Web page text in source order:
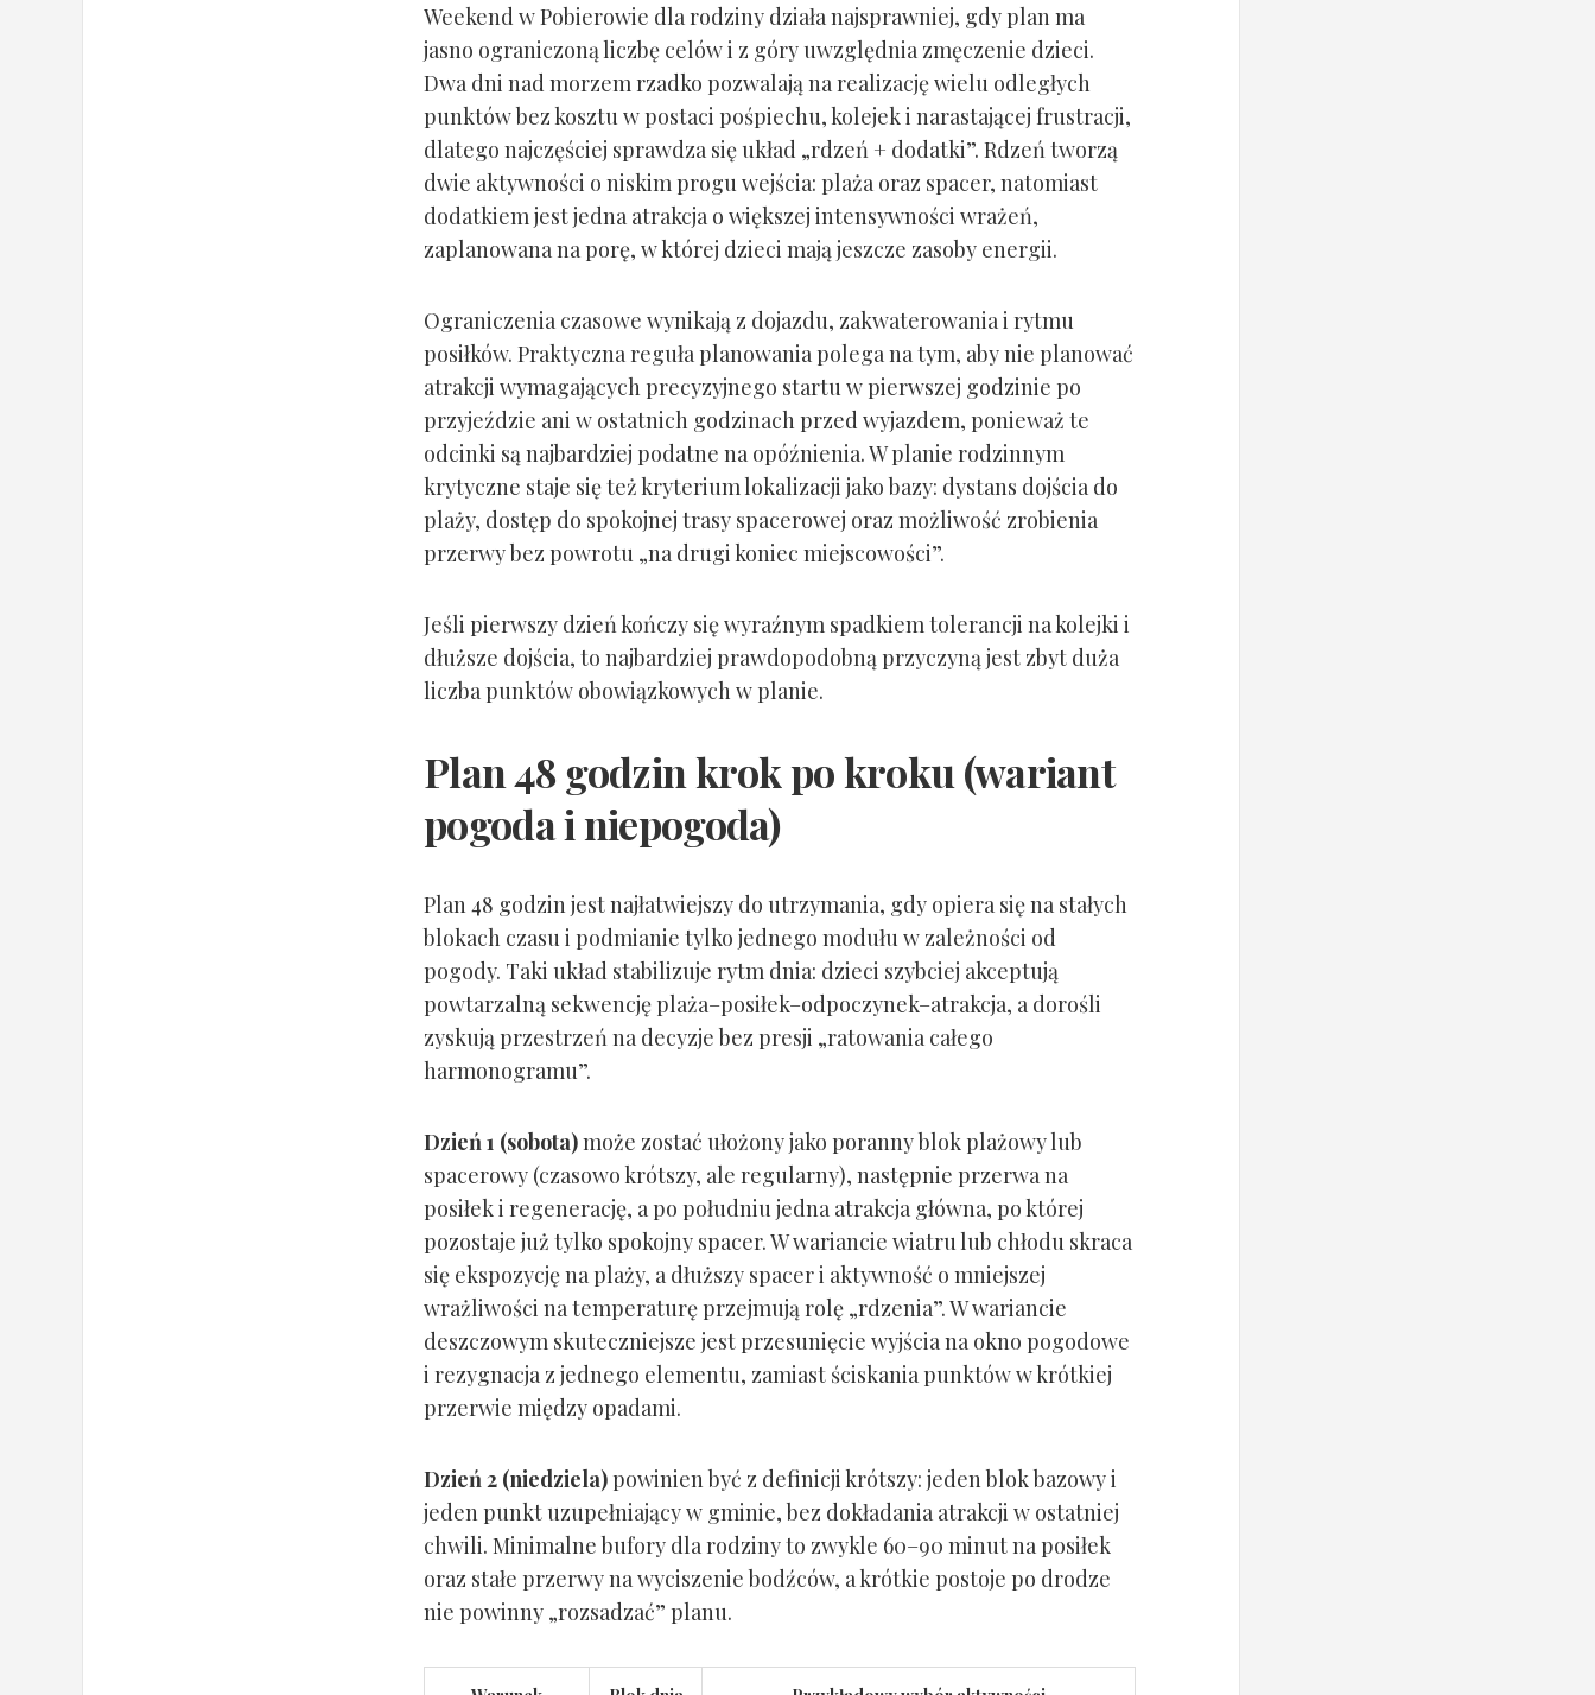
Weekend w Pobierowie dla rodziny działa najsprawniej, gdy plan ma
jasno ograniczoną liczbę celów i z góry uwzględnia zmęczenie dzieci.
Dwa dni nad morzem rzadko pozwalają na realizację wielu odległych
punktów bez kosztu w postaci pośpiechu, kolejek i narastającej frustracji,
dlatego najczęściej sprawdza się układ „rdzeń + dodatki”. Rdzeń tworzą
dwie aktywności o niskim progu wejścia: plaża oraz spacer, natomiast
dodatkiem jest jedna atrakcja o większej intensywności wrażeń,
zaplanowana na porę, w której dzieci mają jeszcze zasoby energii.
Ograniczenia czasowe wynikają z dojazdu, zakwaterowania i rytmu
posiłków. Praktyczna reguła planowania polega na tym, aby nie planować
atrakcji wymagających precyzyjnego startu w pierwszej godzinie po
przyjeździe ani w ostatnich godzinach przed wyjazdem, ponieważ te
odcinki są najbardziej podatne na opóźnienia. W planie rodzinnym
krytyczne staje się też kryterium lokalizacji jako bazy: dystans dojścia do
plaży, dostęp do spokojnej trasy spacerowej oraz możliwość zrobienia
przerwy bez powrotu „na drugi koniec miejscowości”.
Jeśli pierwszy dzień kończy się wyraźnym spadkiem tolerancji na kolejki i
dłuższe dojścia, to najbardziej prawdopodobną przyczyną jest zbyt duża
liczba punktów obowiązkowych w planie.
Plan 48 godzin krok po kroku (wariant
pogoda i niepogoda)
Plan 48 godzin jest najłatwiejszy do utrzymania, gdy opiera się na stałych
blokach czasu i podmianie tylko jednego modułu w zależności od
pogody. Taki układ stabilizuje rytm dnia: dzieci szybciej akceptują
powtarzalną sekwencję plaża–posiłek–odpoczynek–atrakcja, a dorośli
zyskują przestrzeń na decyzje bez presji „ratowania całego
harmonogramu”.
Dzień 1 (sobota)może zostać ułożony jako poranny blok plażowy lub
spacerowy (czasowo krótszy, ale regularny), następnie przerwa na
posiłek i regenerację, a po południu jedna atrakcja główna, po której
pozostaje już tylko spokojny spacer. W wariancie wiatru lub chłodu skraca
się ekspozycję na plaży, a dłuższy spacer i aktywność o mniejszej
wrażliwości na temperaturę przejmują rolę „rdzenia”. W wariancie
deszczowym skuteczniejsze jest przesunięcie wyjścia na okno pogodowe
i rezygnacja z jednego elementu, zamiast ściskania punktów w krótkiej
przerwie między opadami.
Dzień 2 (niedziela)powinien być z definicji krótszy: jeden blok bazowy i
jeden punkt uzupełniający w gminie, bez dokładania atrakcji w ostatniej
chwili. Minimalne bufory dla rodziny to zwykle 60–90 minut na posiłek
oraz stałe przerwy na wyciszenie bodźców, a krótkie postoje po drodze
nie powinny „rozsadzać” planu.